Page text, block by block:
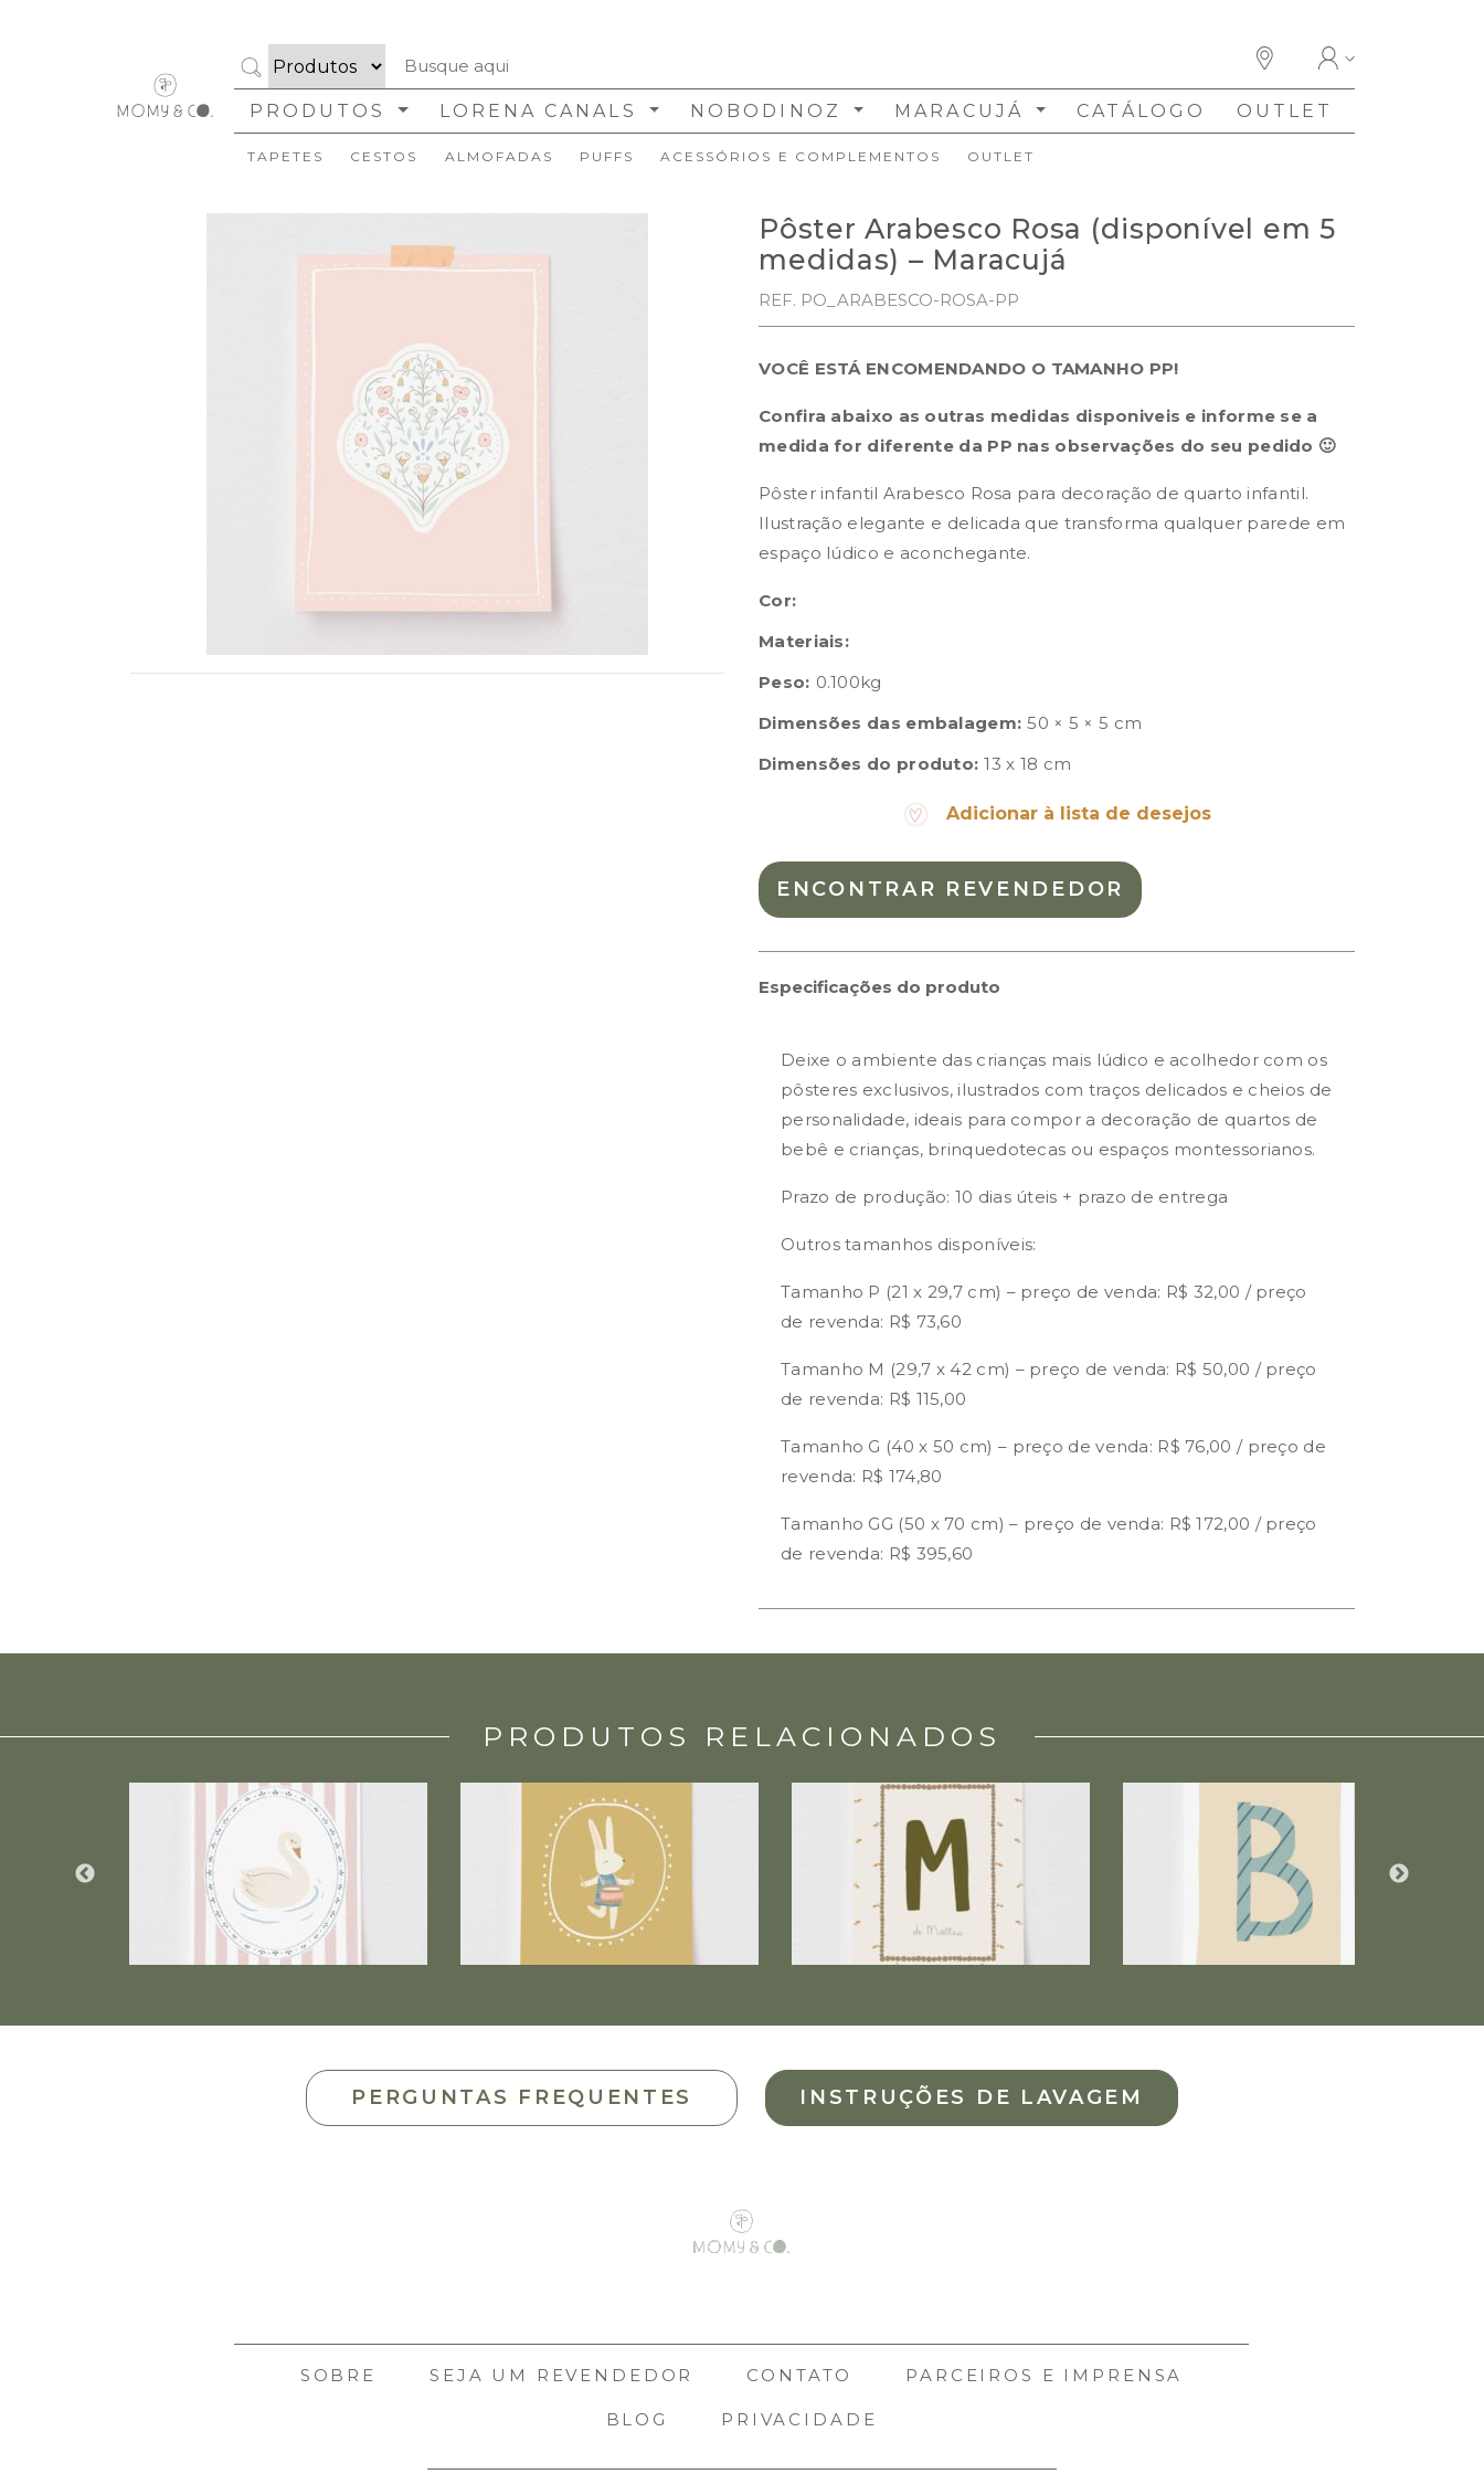
PRODUTOS LORENA CANALS NOBODINOZ MARACUJÁ CATÁLOGO OUTLET
TAPETES CESTOS ALMOFADAS PUFFS ACESSÓRIOS E COMPLEMENTOS OUTLET
Pôster Arabesco Rosa (disponível em 5
medidas) – Maracujá
REF. PO_ARABESCO-ROSA-PP
VOCÊ ESTÁ ENCOMENDANDO O TAMANHO PP!
Confira abaixo as outras medidas disponiveis e informe se a
medida for diferente da PP nas observações do seu pedido 🙂
Pôster infantil Arabesco Rosa para decoração de quarto infantil.
Ilustração elegante e delicada que transforma qualquer parede em
espaço lúdico e aconchegante.
Cor:
Materiais:
Peso: 0.100kg
Dimensões das embalagem: 50 × 5 × 5 cm
Dimensões do produto: 13 x 18 cm
Adicionar à lista de desejos
ENCONTRAR REVENDEDOR
Especificações do produto
Deixe o ambiente das crianças mais lúdico e acolhedor com os
pôsteres exclusivos, ilustrados com traços delicados e cheios de
personalidade, ideais para compor a decoração de quartos de
bebê e crianças, brinquedotecas ou espaços montessorianos.
Prazo de produção: 10 dias úteis + prazo de entrega
Outros tamanhos disponíveis:
Tamanho P (21 x 29,7 cm) – preço de venda: R$ 32,00 / preço
de revenda: R$ 73,60
Tamanho M (29,7 x 42 cm) – preço de venda: R$ 50,00 / preço
de revenda: R$ 115,00
Tamanho G (40 x 50 cm) – preço de venda: R$ 76,00 / preço de
revenda: R$ 174,80
Tamanho GG (50 x 70 cm) – preço de venda: R$ 172,00 / preço
de revenda: R$ 395,60
PRODUTOS RELACIONADOS
PERGUNTAS FREQUENTES INSTRUÇÕES DE LAVAGEM
SOBRE SEJA UM REVENDEDOR CONTATO PARCEIROS E IMPRENSA
BLOG PRIVACIDADE